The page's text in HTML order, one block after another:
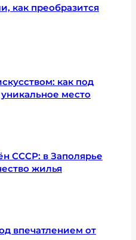
как преобразится
как под
место
СССР: в Заполярье
жилья
впечатлением от